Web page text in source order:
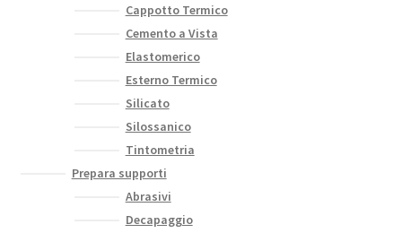
Cappotto Termico
Cemento a Vista
Elastomerico
Esterno Termico
Silicato
Silossanico
Tintometria
Prepara supporti
Abrasivi
Decapaggio